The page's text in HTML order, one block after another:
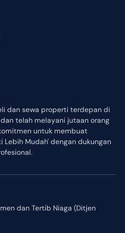
dan sewa properti terdepan di
telah melayani jutaan orang
untuk membuat
Lebih Mudah' dengan dukungan
dan Tertib Niaga (Ditjen